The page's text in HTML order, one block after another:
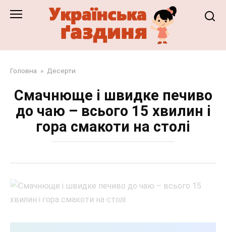
Головна » Десерти
Смачнюще і швидке печиво
до чаю – всього 15 хвилин і
гора смакоти на столі